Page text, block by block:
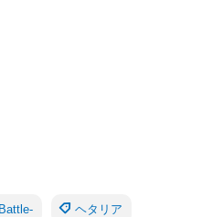
ヘタリア